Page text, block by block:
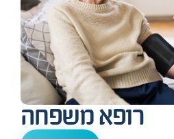
רופא משפחה